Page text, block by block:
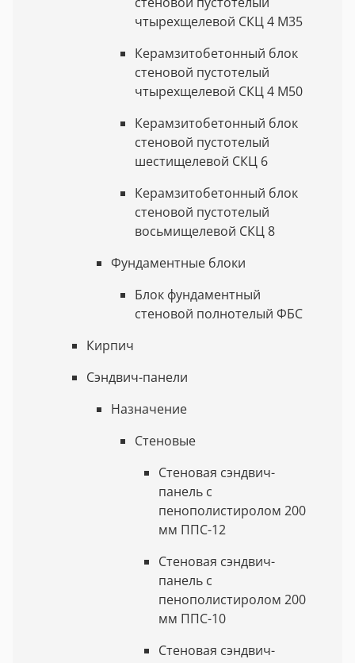
чтырехщелевой СКЦ 4 М35
Керамзитобетонный блок
стеновой пустотелый
чтырехщелевой СКЦ 4 М50
Керамзитобетонный блок
стеновой пустотелый
шестищелевой СКЦ 6
Керамзитобетонный блок
стеновой пустотелый
восьмищелевой СКЦ 8
Фундаментные блоки
Блок фундаментный
стеновой полнотелый ФБС
Кирпич
Сэндвич-панели
Назначение
Стеновые
Стеновая сэндвич-
панель с
пенополистиролом 200
мм ППС-12
Стеновая сэндвич-
панель с
пенополистиролом 200
мм ППС-10
Стеновая сэндвич-